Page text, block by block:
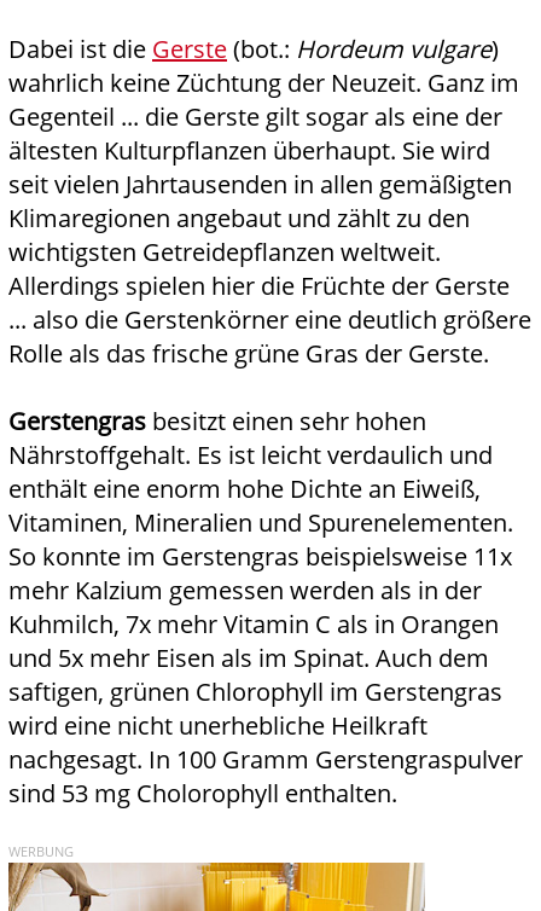
Dabei ist die Gerste(bot.: Hordeum vulgare)
wahrlich keine Züchtung der Neuzeit. Ganz im
Gegenteil ... die Gerste gilt sogar als eine der
ältesten Kulturpflanzen überhaupt. Sie wird
seit vielen Jahrtausenden in allen gemäßigten
Klimaregionen angebaut und zählt zu den
wichtigsten Getreidepflanzen weltweit.
Allerdings spielen hier die Früchte der Gerste
... also die Gerstenkörner eine deutlich größere
Rolle als das frische grüne Gras der Gerste.
Gerstengras besitzt einen sehr hohen
Nährstoffgehalt. Es ist leicht verdaulich und
enthält eine enorm hohe Dichte an Eiweiß,
Vitaminen, Mineralien und Spurenelementen.
So konnte im Gerstengras beispielsweise 11x
mehr Kalzium gemessen werden als in der
Kuhmilch, 7x mehr Vitamin C als in Orangen
und 5x mehr Eisen als im Spinat. Auch dem
saftigen, grünen Chlorophyll im Gerstengras
wird eine nicht unerhebliche Heilkraft
nachgesagt. In 100 Gramm Gerstengraspulver
sind 53 mg Cholorophyll enthalten.
WERBUNG